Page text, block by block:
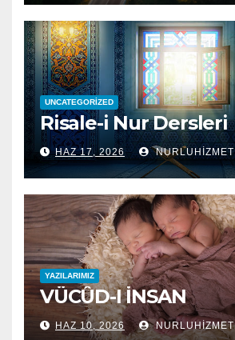
UNCATEGORIZED
Risale-i Nur Dersleri
HAZ 17, 2026 NURLUHIZMET
YAZILARIMIZ
VÜCÛD-I İNSAN
HAZ 10, 2026 NURLUHIZMET